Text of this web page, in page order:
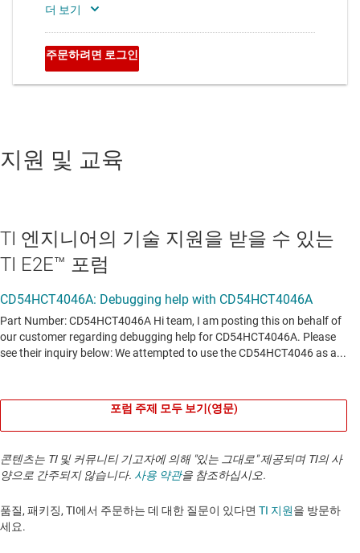
지원 및 교육
TI 엔지니어의 기술 지원을 받을 수 있는
TI E2E™ 포럼
포럼 주제 모두 보기(영문)
콘텐츠는 TI 및 커뮤니티 기고자에 의해 "있는 그대로" 제공되며 TI의 사
양으로 간주되지 않습니다. 사용 약관을 참조하십시오.
품질, 패키징, TI에서 주문하는 데 대한 질문이 있다면 TI 지원을 방문하
세요. ​​​​​​​​​​​​​​